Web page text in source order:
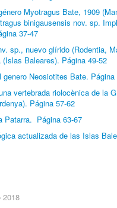
Myotragus Bate, 1909
binigausensis nov. sp.
37-47
sp., nuevo glírido (Rodentia,
Baleares). Página 49-52
genero Neosiotites Bate. Página
vertebrada riolocènica de la
Página 57-62
Patarra. Página 63-67
actualizada de las Islas
2018